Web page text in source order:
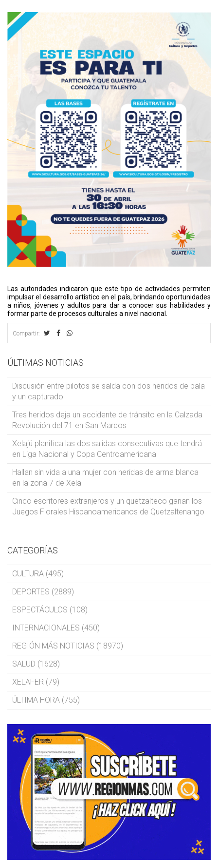
Las autoridades indicaron que este tipo de actividades permiten
impulsar el desarrollo artístico en el país, brindando oportunidades
a niños, jóvenes y adultos para dar a conocer sus habilidades y
formar parte de procesos culturales a nivel nacional.
Compartir:
ÚLTIMAS NOTICIAS
Discusión entre pilotos se salda con dos heridos de bala
y un capturado
Tres heridos deja un accidente de tránsito en la Calzada
Revolución del 71 en San Marcos
Xelajú planifica las dos salidas consecutivas que tendrá
en Liga Nacional y Copa Centroamericana
Hallan sin vida a una mujer con heridas de arma blanca
en la zona 7 de Xela
Cinco escritores extranjeros y un quetzalteco ganan los
Juegos Florales Hispanoamericanos de Quetzaltenango
CATEGORÍAS
CULTURA (495)
DEPORTES (2889)
ESPECTÁCULOS (108)
INTERNACIONALES (450)
REGIÓN MÁS NOTICIAS (18970)
SALUD (1628)
XELAFER (79)
ÚLTIMA HORA (755)